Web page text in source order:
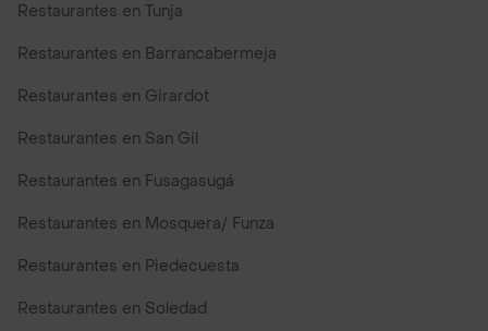
Restaurantes en Tunja
Restaurantes en Barrancabermeja
Restaurantes en Girardot
Restaurantes en San Gil
Restaurantes en Fusagasugá
Restaurantes en Mosquera/ Funza
Restaurantes en Piedecuesta
Restaurantes en Soledad